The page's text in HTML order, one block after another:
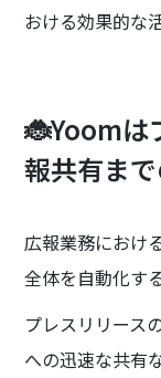
おける効果的な
🐞Yoomは
報共有ま
広報業務におけ
全体を自動化す
プレスリリース
への迅速な共有